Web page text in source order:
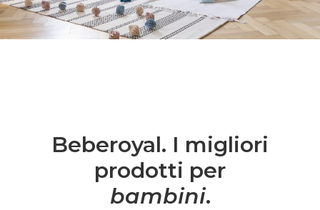
Beberoyal. I migliori
prodotti per
bambini.